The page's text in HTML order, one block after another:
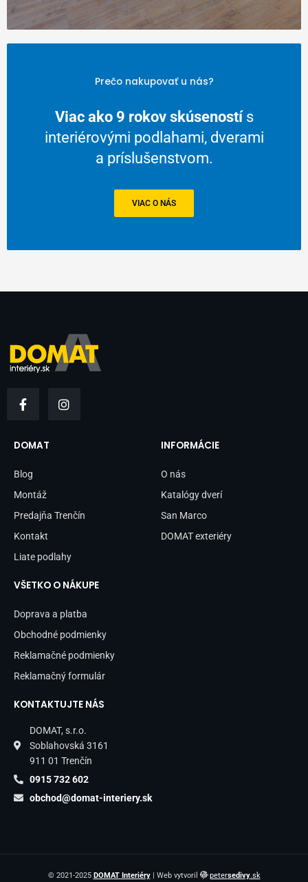
Prečo nakupovať u nás?
Viac ako 9 rokov skúsenostís
interiérovými podlahami, dverami
a príslušenstvom.
VIAC O NÁS
a
b
o
k
-
n
DOMAT
Blog
Montáž
Predajňa Trenčín
Kontakt
Liate podlahy
INFORMÁCIE
O nás
Katalógy dverí
San Marco
DOMAT exteriéry
VŠETKO O NÁKUPE
Doprava a platba
Obchodné podmienky
Reklamačné podmienky
Reklamačný formulár
KONTAKTUJTE NÁS
DOMAT, s.r.o.
Soblahovská 3161
911 01 Trenčín
0915 732 602
obchod@domat-interiery.sk
© 2021-2025 DOMAT Interiéry| Web vytvoril petersedivy.sk